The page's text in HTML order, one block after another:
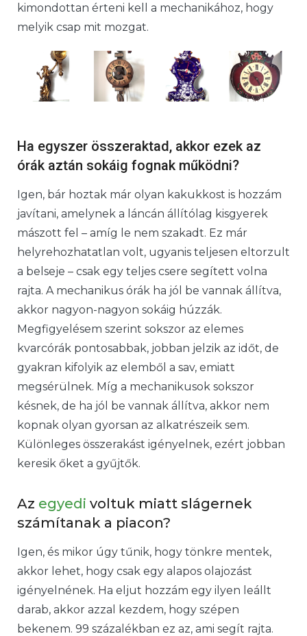
kimondottan érteni kell a mechanikához, hogy
melyik csap mit mozgat.
Ha egyszer összeraktad, akkor ezek az
órák aztán sokáig fognak működni?
Igen, bár hoztak már olyan kakukkost is hozzám
javítani, amelynek a láncán állítólag kisgyerek
mászott fel – amíg le nem szakadt. Ez már
helyrehozhatatlan volt, ugyanis teljesen eltorzult
a belseje – csak egy teljes csere segített volna
rajta. A mechanikus órák ha jól be vannak állítva,
akkor nagyon-nagyon sokáig húzzák.
Megfigyelésem szerint sokszor az elemes
kvarcórák pontosabbak, jobban jelzik az időt, de
gyakran kifolyik az elemből a sav, emiatt
megsérülnek. Míg a mechanikusok sokszor
késnek, de ha jól be vannak állítva, akkor nem
kopnak olyan gyorsan az alkatrészeik sem.
Különleges összerakást igényelnek, ezért jobban
keresik őket a gyűjtők.
Az egyedi voltuk miatt slágernek
számítanak a piacon?
Igen, és mikor úgy tűnik, hogy tönkre mentek,
akkor lehet, hogy csak egy alapos olajozást
igényelnének. Ha eljut hozzám egy ilyen leállt
darab, akkor azzal kezdem, hogy szépen
bekenem. 99 százalékban ez az, ami segít rajta.